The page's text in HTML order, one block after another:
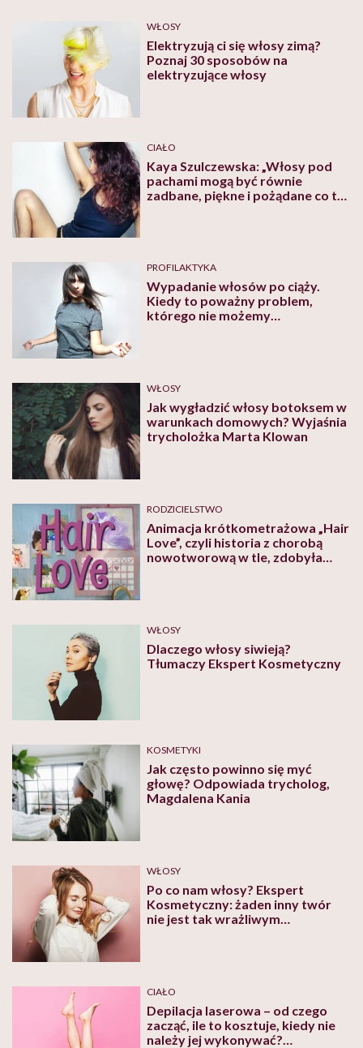
WŁOSY
Elektryzują ci się włosy zimą?
Poznaj 30 sposobów na
elektryzujące włosy
CIAŁO
Kaya Szulczewska: „Włosy pod
pachami mogą być równie
zadbane, piękne i pożądane co te
PROFILAKTYKA
Wypadanie włosów po ciąży.
Kiedy to poważny problem,
którego nie możemy
WŁOSY
Jak wygładzić włosy botoksem w
warunkach domowych? Wyjaśnia
trycholożka Marta Klowan
RODZICIELSTWO
Animacja krótkometrażowa „Hair
Love”, czyli historia z chorobą
nowotworową w tle, zdobyła
WŁOSY
Dlaczego włosy siwieją?
Tłumaczy Ekspert Kosmetyczny
KOSMETYKI
Jak często powinno się myć
głowę? Odpowiada trycholog,
Magdalena Kania
WŁOSY
Po co nam włosy? Ekspert
Kosmetyczny: żaden inny twór
nie jest tak wrażliwym
CIAŁO
Depilacja laserowa – od czego
zacząć, ile to kosztuje, kiedy nie
należy jej wykonywać?